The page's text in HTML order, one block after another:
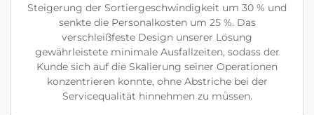
Steigerung der Sortiergeschwindigkeit um 30 % und
senkte die Personalkosten um 25 %. Das
verschleißfeste Design unserer Lösung
gewährleistete minimale Ausfallzeiten, sodass der
Kunde sich auf die Skalierung seiner Operationen
konzentrieren konnte, ohne Abstriche bei der
Servicequalität hinnehmen zu müssen.